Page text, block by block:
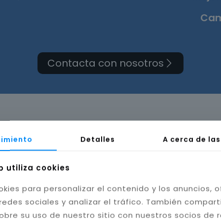
Contacta con nosotros
de cuarto de baño
Detalles A cerca de
utiliza cookies
para personalizar el contenido y los anuncios,
sociales y analizar el tráfico. También
su uso de nuestro sitio con nuestros socios de